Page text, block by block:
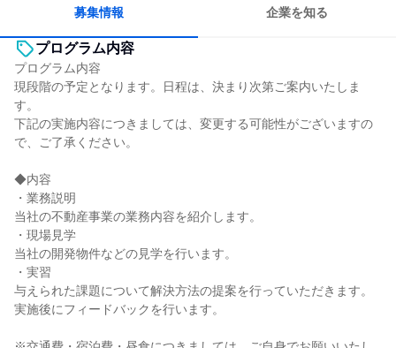
募集情報 企業を知る
プログラム内容
プログラム内容
現段階の予定となります。日程は、決まり次第ご案内いたしま
す。
下記の実施内容につきましては、変更する可能性がございますの
で、ご了承ください。
◆内容
・業務説明
当社の不動産事業の業務内容を紹介します。
・現場見学
当社の開発物件などの見学を行います。
・実習
与えられた課題について解決方法の提案を行っていただきます。
実施後にフィードバックを行います。